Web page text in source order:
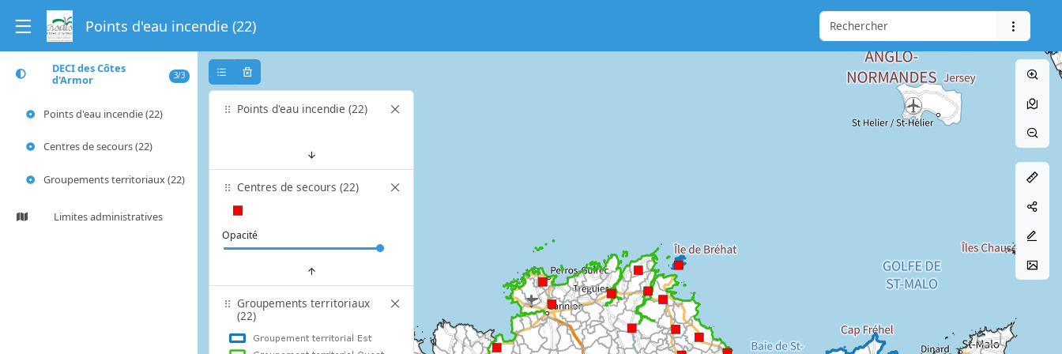
Points d'eau incendie (22)
DECI des Côtes
d'Armor
3/3
Points d'eau incendie (22)
Centres de secours (22)
Groupements territoriaux (22)
Limites administratives
Points d'eau incendie (22)
Centres de secours (22)
Opacité
Groupements territoriaux
(22)